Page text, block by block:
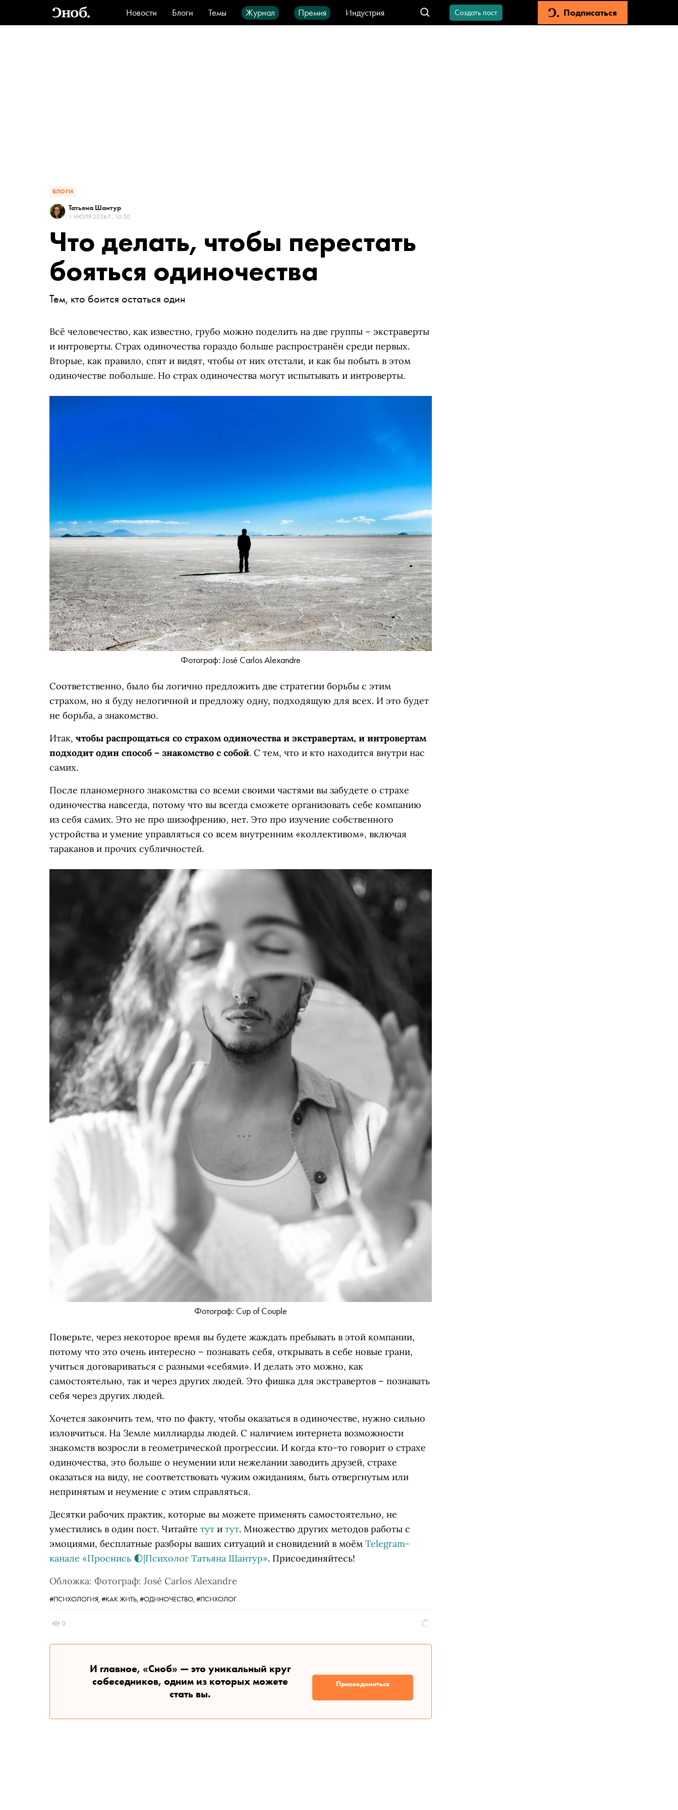
Новости Блоги Темы Журнал Премия
Индустрия
Стиль
Видео Город IT-продукты
Создать пост Подписаться
БЛОГИ
Татьяна Шантур
1 ИЮЛЯ 2026 Г., 10:50
Что делать, чтобы перестать
бояться одиночества
Тем, кто боится остаться один
Всё человечество, как известно, грубо можно поделить на две группы – экстраверты
и интроверты. Страх одиночества гораздо больше распространён среди первых.
Вторые, как правило, спят и видят, чтобы от них отстали, и как бы побыть в этом
одиночестве побольше. Но страх одиночества могут испытывать и интроверты.
Фотограф: José Carlos Alexandre
Соответственно, было бы логично предложить две стратегии борьбы с этим
страхом, но я буду нелогичной и предложу одну, подходящую для всех. И это будет
не борьба, а знакомство.
Итак, чтобы распрощаться со страхом одиночества и экстравертам, и интровертам
подходит один способ – знакомство с собой. С тем, что и кто находится внутри нас
самих.
После планомерного знакомства со всеми своими частями вы забудете о страхе
одиночества навсегда, потому что вы всегда сможете организовать себе компанию
из себя самих. Это не про шизофрению, нет. Это про изучение собственного
устройства и умение управляться со всем внутренним «коллективом», включая
тараканов и прочих субличностей.
Фотограф: Cup of Couple
Поверьте, через некоторое время вы будете жаждать пребывать в этой компании,
потому что это очень интересно – познавать себя, открывать в себе новые грани,
учиться договариваться с разными «себями». И делать это можно, как
самостоятельно, так и через других людей. Это фишка для экстравертов – познавать
себя через других людей.
Хочется закончить тем, что по факту, чтобы оказаться в одиночестве, нужно сильно
изловчиться. На Земле миллиарды людей. С наличием интернета возможности
знакомств возросли в геометрической прогрессии. И когда кто-то говорит о страхе
одиночества, это больше о неумении или нежелании заводить друзей, страхе
оказаться на виду, не соответствовать чужим ожиданиям, быть отвергнутым или
непринятым и неумение с этим справляться.
Десятки рабочих практик, которые вы можете применять самостоятельно, не
уместились в один пост. Читайте тут и тут. Множество других методов работы с
эмоциями, бесплатные разборы ваших ситуаций и сновидений в моём Telegram-
канале «Проснись 🌓|Психолог Татьяна Шантур». Присоединяйтесь!
Обложка: Фотограф: José Carlos Alexandre
#ПСИХОЛОГИЯ, #КАК ЖИТЬ, #ОДИНОЧЕСТВО, #ПСИХОЛОГ
0
И главное, «Сноб» — это уникальный круг
собеседников, одним из которых можете
стать вы.
Присоединиться